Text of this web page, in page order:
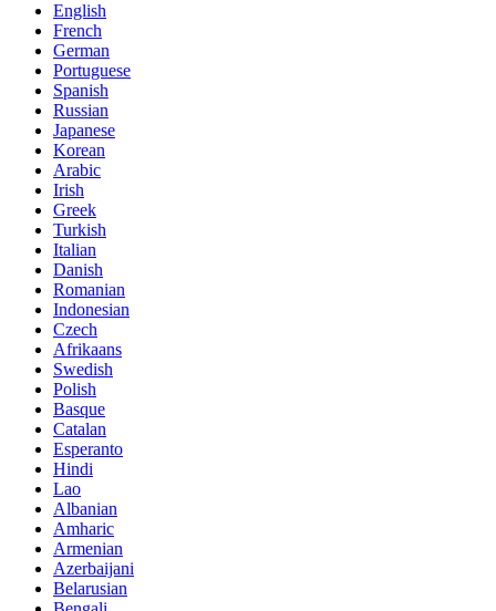
English
French
German
Portuguese
Spanish
Russian
Japanese
Korean
Arabic
Irish
Greek
Turkish
Italian
Danish
Romanian
Indonesian
Czech
Afrikaans
Swedish
Polish
Basque
Catalan
Esperanto
Hindi
Lao
Albanian
Amharic
Armenian
Azerbaijani
Belarusian